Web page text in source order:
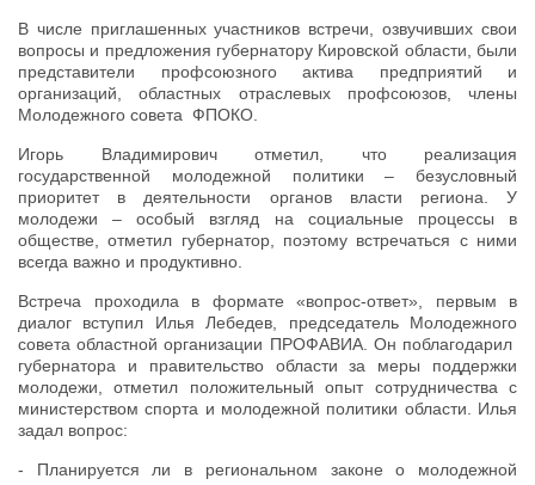
В числе приглашенных участников встречи, озвучивших свои
вопросы и предложения губернатору Кировской области, были
представители профсоюзного актива предприятий и
организаций, областных отраслевых профсоюзов, члены
Молодежного совета ФПОКО.
Игорь Владимирович отметил, что реализация
государственной молодежной политики – безусловный
приоритет в деятельности органов власти региона. У
молодежи – особый взгляд на социальные процессы в
обществе, отметил губернатор, поэтому встречаться с ними
всегда важно и продуктивно.
Встреча проходила в формате «вопрос-ответ», первым в
диалог вступил Илья Лебедев, председатель Молодежного
совета областной организации ПРОФАВИА. Он поблагодарил
губернатора и правительство области за меры поддержки
молодежи, отметил положительный опыт сотрудничества с
министерством спорта и молодежной политики области. Илья
задал вопрос:
- Планируется ли в региональном законе о молодежной